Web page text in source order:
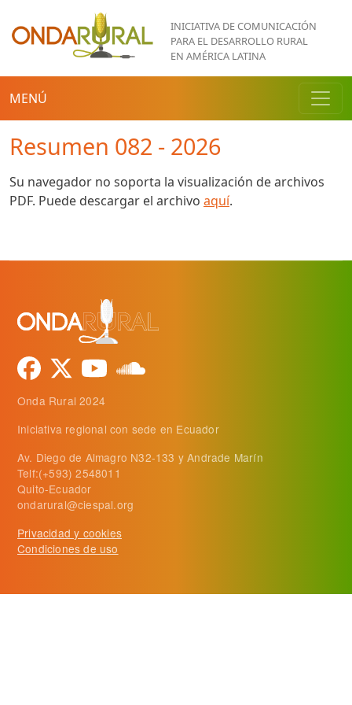
Pasar al contenido principal
INICIATIVA DE COMUNICACIÓN
PARA EL DESARROLLO RURAL
EN AMÉRICA LATINA
MENÚ
Resumen 082 - 2026
Su navegador no soporta la visualización de archivos
PDF. Puede descargar el archivo aquí.
Onda Rural 2024
Iniciativa regional con sede en Ecuador
Av. Diego de Almagro N32-133 y Andrade Marín
Telf:(+593) 2548011
Quito-Ecuador
ondarural@ciespal.org
Privacidad y cookies
Condiciones de uso